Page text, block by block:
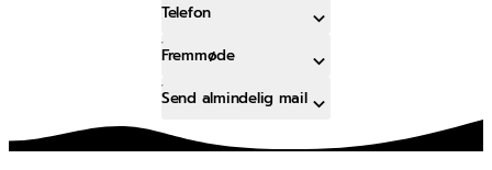
Telefon
Fremmøde
Send almindelig mail